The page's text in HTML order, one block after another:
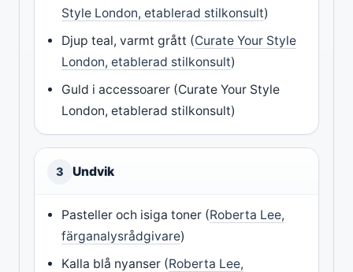
Style London, etablerad stilkonsult)
Djup teal, varmt grått (Curate Your Style
London, etablerad stilkonsult)
Guld i accessoarer (Curate Your Style
London, etablerad stilkonsult)
3 Undvik
Pasteller och isiga toner (Roberta Lee,
färganalysrådgivare)
Kalla blå nyanser (Roberta Lee,